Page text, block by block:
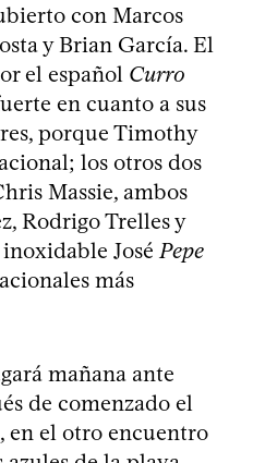
con Marcos
y Brian García. El
el español Curro
en cuanto a sus
porque Timothy
los otros dos
Massie, ambos
Rodrigo Trelles y
JoséPepe
más
mañana ante
de comenzado el
en el otro encuentro